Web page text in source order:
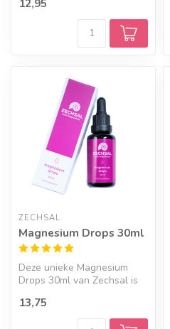
Pure Magne...
12,95
ZECHSAL
Magnesium Drops 30ml
Deze unieke Magnesium
Drops 30ml van Zechsal is
magnesium...
13,75